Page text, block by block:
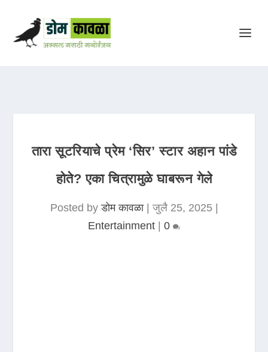
तारा सूटरियाचे प्रेम ‘सिर’ स्टार अहान पांडे
होते? एका चित्रामुळे घाबरून गेले
Posted byडोम कावळा|जुलै 25, 2025|
Entertainment
0